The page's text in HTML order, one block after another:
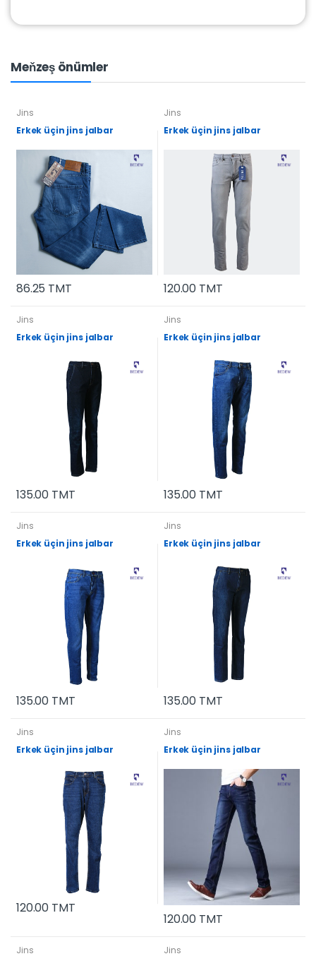
Meňzeş önümler
Jins
Erkek üçin jins jalbar
86.25 TMT
Jins
Erkek üçin jins jalbar
120.00 TMT
Jins
Erkek üçin jins jalbar
135.00 TMT
Jins
Erkek üçin jins jalbar
135.00 TMT
Jins
Erkek üçin jins jalbar
135.00 TMT
Jins
Erkek üçin jins jalbar
135.00 TMT
Jins
Erkek üçin jins jalbar
120.00 TMT
Jins
Erkek üçin jins jalbar
120.00 TMT
Jins
Jins